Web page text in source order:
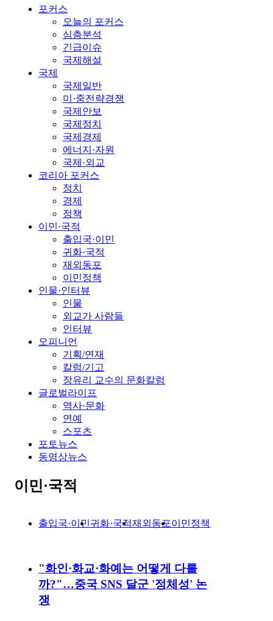
포커스
오늘의 포커스
심층분석
긴급이슈
국제해설
국제
국제일반
미·중전략경쟁
국제안보
국제정치
국제경제
에너지·자원
국제·외교
코리아 포커스
정치
경제
정책
이민·국적
출입국·이민
귀화·국적
재외동포
이민정책
인물·인터뷰
인물
외교가 사람들
인터뷰
오피니언
기획/연재
칼럼/기고
장유리 교수의 문화칼럼
글로벌라이프
역사·문화
연예
스포츠
포토뉴스
동영상뉴스
이민·국적
출입국·이민귀화·국적재외동포이민정책
"화인·화교·화예는 어떻게 다를
까?"…중국 SNS 달군 '정체성' 논
쟁